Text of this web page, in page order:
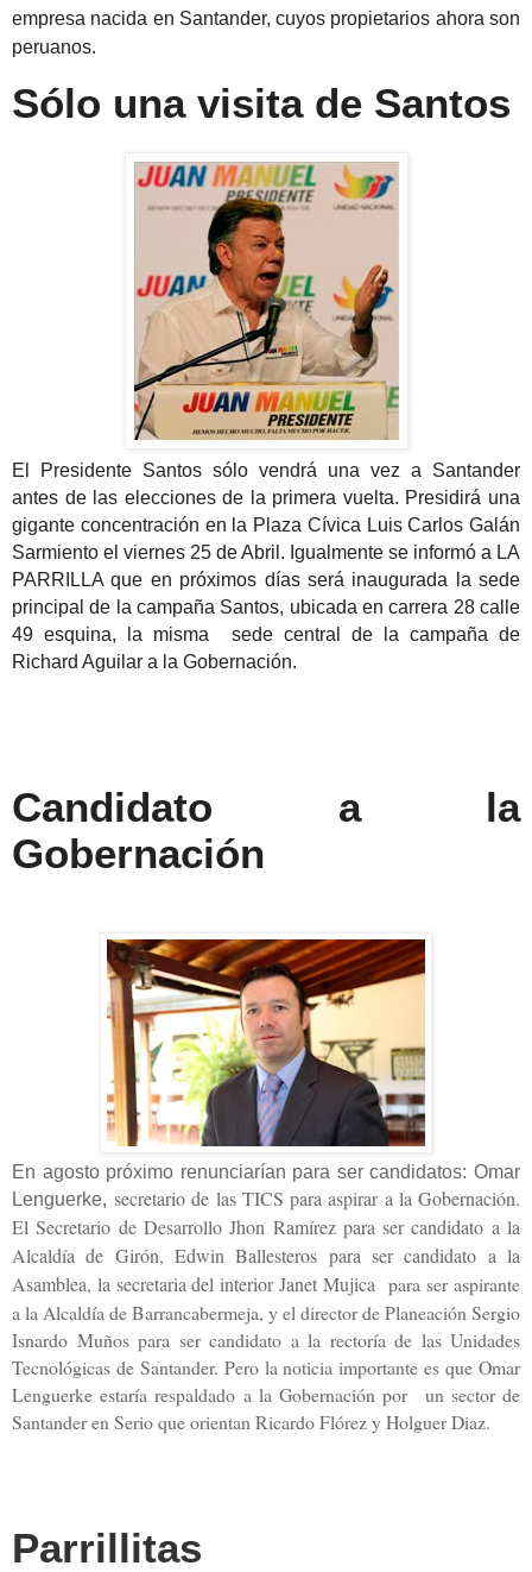
empresa nacida en Santander, cuyos propietarios ahora son
peruanos.
Sólo una visita de Santos
El Presidente Santos sólo vendrá una vez a Santander
antes de las elecciones de la primera vuelta. Presidirá una
gigante concentración en la Plaza Cívica Luis Carlos Galán
Sarmiento el viernes 25 de Abril. Igualmente se informó a LA
PARRILLA que en próximos días será inaugurada la sede
principal de la campaña Santos, ubicada en carrera 28 calle
49 esquina, la misma sede central de la campaña de
Richard Aguilar a la Gobernación.
Candidato a la
Gobernación
En agosto próximo renunciarían para ser candidatos: Omar
Lenguerke, secretario de las TICS para aspirar a la Gobernación.
El Secretario de Desarrollo Jhon Ramírez para ser candidato a la
Alcaldía de Girón, Edwin Ballesteros para ser candidato a la
Asamblea, la secretaria del interior Janet Mujica para ser aspirante
a la Alcaldía de Barrancabermeja, y el director de Planeación Sergio
Isnardo Muños para ser candidato a la rectoría de las Unidades
Tecnológicas de Santander. Pero la noticia importante es que Omar
Lenguerke estaría respaldado a la Gobernación por un sector de
Santander en Serio que orientan Ricardo Flórez y Holguer Diaz.
Parrillitas